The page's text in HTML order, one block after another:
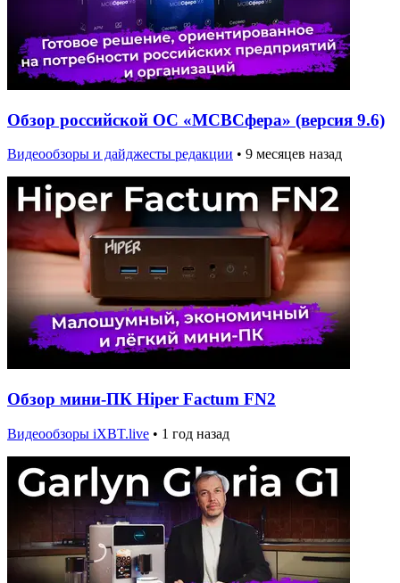
Обзор российской ОС «МСВСфера» (версия 9.6)
Видеообзоры и дайджесты редакции • 9 месяцев назад
Обзор мини-ПК Hiper Factum FN2
Видеообзоры iXBT.live • 1 год назад